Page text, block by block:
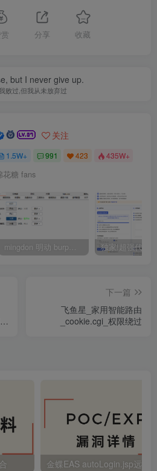
分享 收藏
but I never give up.
败过,但我从未放弃过
关注
1.5W+ 991 423 435W+
花糖 fans
mingdon 明动 burp插件0.2.6版本 本地时间校验去除版
下一篇
飞鱼星_家用智能路由
_cookie.cgi_权限绕过